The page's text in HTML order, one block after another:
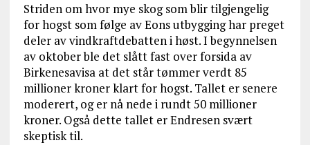
Striden om hvor mye skog som blir tilgjengelig
for hogst som følge av Eons utbygging har preget
deler av vindkraftdebatten i høst. I begynnelsen
av oktober ble det slått fast over forsida av
Birkenesavisa at det står tømmer verdt 85
millioner kroner klart for hogst. Tallet er senere
moderert, og er nå nede i rundt 50 millioner
kroner. Også dette tallet er Endresen svært
skeptisk til.